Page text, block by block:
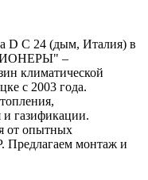
D С 24 (дым, Италия) в
–
климатической
с 2003 года.
газификации.
от опытных
Предлагаем монтаж и